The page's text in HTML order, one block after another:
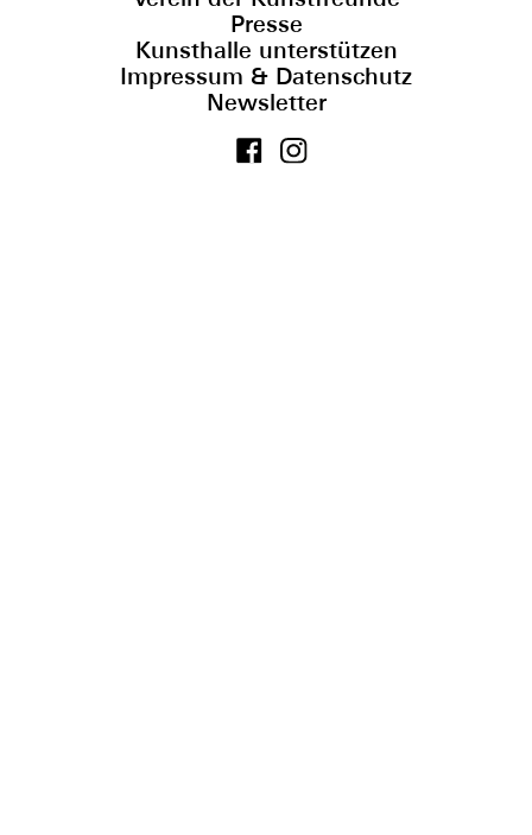
Presse
Kunsthalle unterstützen
Impressum & Datenschutz
Newsletter